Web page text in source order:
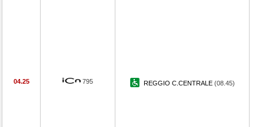
04.25 795 REGGIO C.CENTRALE (08.45)